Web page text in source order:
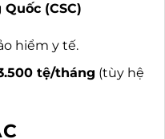
(CSC)
hiểm y tế.
tệ/tháng (tùy hệ